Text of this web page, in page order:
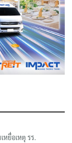
หยื่อเหตุ รร.